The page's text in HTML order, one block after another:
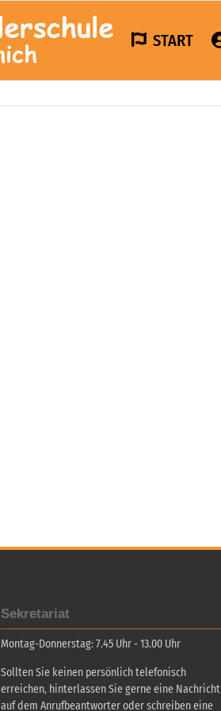
START
Sekretariat
Montag-Donnerstag: 7.45 Uhr - 13.00 Uhr
Sollten Sie keinen persönlich telefonisch
erreichen, hinterlassen Sie gerne eine Nachricht
auf dem Anrufbeantworter oder schreiben eine